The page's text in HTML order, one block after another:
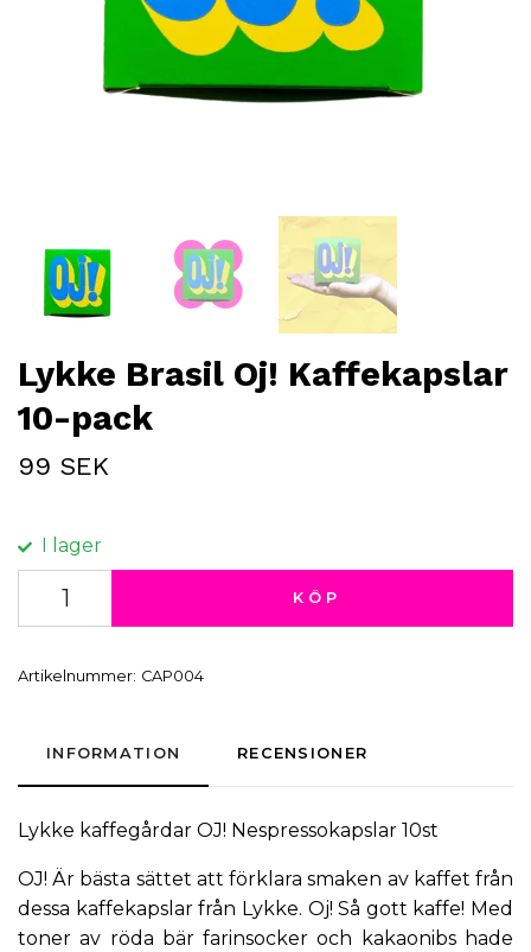
Lykke Brasil Oj! Kaffekapslar
10-pack
99 SEK
I lager
KÖP
Artikelnummer: CAP004
INFORMATION RECENSIONER
Lykke kaffegårdar OJ! Nespressokapslar 10st
OJ! Är bästa sättet att förklara smaken av kaffet från
dessa kaffekapslarfrån Lykke. Oj! Så gott kaffe! Med
toner av röda bär farinsocker och kakaonibs hade